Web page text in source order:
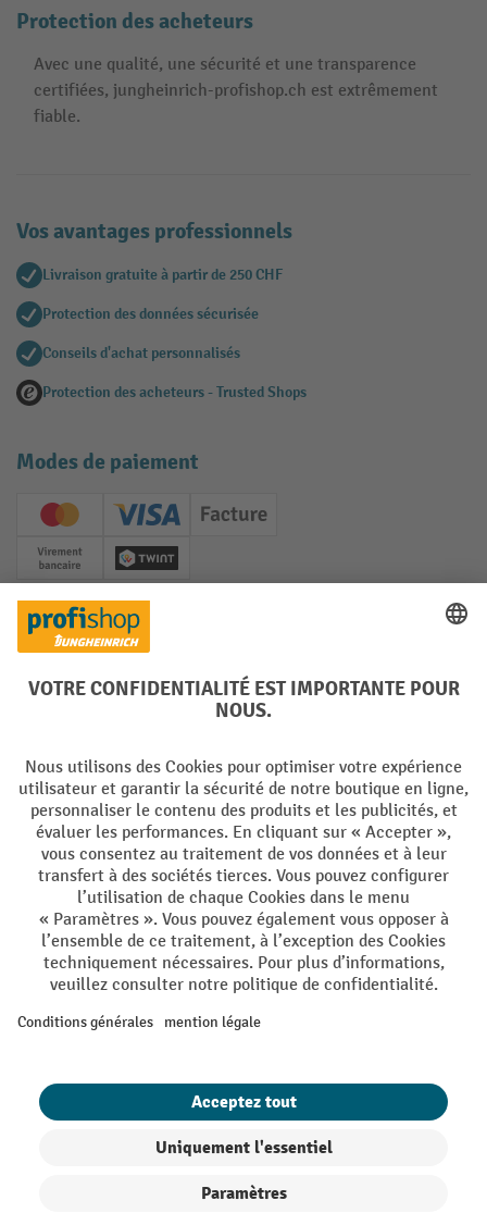
Protection des acheteurs
Avec une qualité, une sécurité et une transparence
certifiées, jungheinrich-profishop.ch est extrêmement
fiable.
Vos avantages professionnels
Livraison gratuite à partir de 250 CHF
Protection des données sécurisée
Conseils d'achat personnalisés
Protection des acheteurs - Trusted Shops
Modes de paiement
Creditcard (Master)Creditcard (Visa)
Facture
Paiement anticipé
Twint
Réseaux sociaux
Facebook
YouTube
LinkedIn
Instagram
Langues
DE FR
Conditions générales de vente Mentions Légales
Protection des Données Politique de cookies
All prices excl. VAT plusshipping costsand possible delivery charges,
if not stated otherwise.
avec d'autres réductions en pourcentage ou bons de réduction. | ² Une
réduction unique est offerte lors de la première inscription à la
newsletter. Le bon, valable 10 jours, peut être utilisé en ligne pour
pourcentage de remise varie selon la catégorie de produits, pouvant